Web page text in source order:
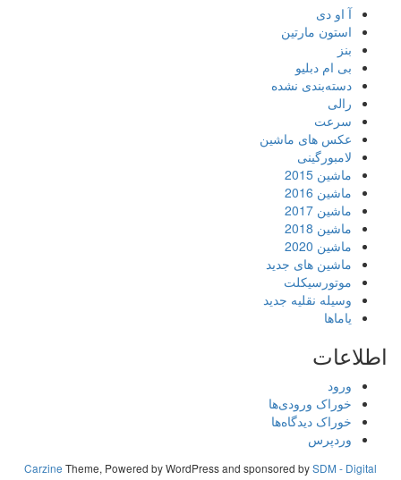
آ او دی
استون مارتین
بنز
بی ام دبلیو
دسته‌بندی نشده
رالی
سرعت
عکس های ماشین
لامبورگینی
ماشین 2015
ماشین 2016
ماشین 2017
ماشین 2018
ماشین 2020
ماشین های جدید
موتورسیکلت
وسیله نقلیه جدید
یاماها
اطلاعات
ورود
خوراک ورودی‌ها
خوراک دیدگاه‌ها
وردپرس
CarzineTheme, Powered by WordPress and sponsored bySDM - Digital